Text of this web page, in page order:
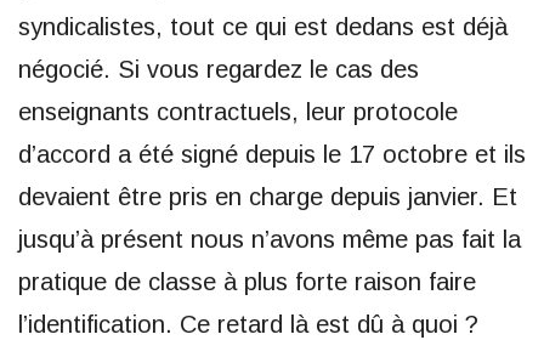
syndicalistes, tout ce qui est dedans est déjà
négocié. Si vous regardez le cas des
enseignants contractuels, leur protocole
d’accord a été signé depuis le 17 octobre et ils
devaient être pris en charge depuis janvier. Et
jusqu’à présent nous n’avons même pas fait la
pratique de classe à plus forte raison faire
l’identification. Ce retard là est dû à quoi ?